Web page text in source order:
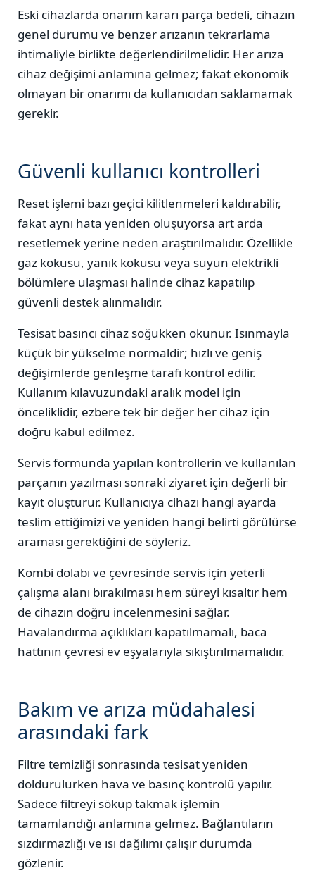
Eski cihazlarda onarım kararı parça bedeli, cihazın
genel durumu ve benzer arızanın tekrarlama
ihtimaliyle birlikte değerlendirilmelidir. Her arıza
cihaz değişimi anlamına gelmez; fakat ekonomik
olmayan bir onarımı da kullanıcıdan saklamamak
gerekir.
Güvenli kullanıcı kontrolleri
Reset işlemi bazı geçici kilitlenmeleri kaldırabilir,
fakat aynı hata yeniden oluşuyorsa art arda
resetlemek yerine neden araştırılmalıdır. Özellikle
gaz kokusu, yanık kokusu veya suyun elektrikli
bölümlere ulaşması halinde cihaz kapatılıp
güvenli destek alınmalıdır.
Tesisat basıncı cihaz soğukken okunur. Isınmayla
küçük bir yükselme normaldir; hızlı ve geniş
değişimlerde genleşme tarafı kontrol edilir.
Kullanım kılavuzundaki aralık model için
önceliklidir, ezbere tek bir değer her cihaz için
doğru kabul edilmez.
Servis formunda yapılan kontrollerin ve kullanılan
parçanın yazılması sonraki ziyaret için değerli bir
kayıt oluşturur. Kullanıcıya cihazı hangi ayarda
teslim ettiğimizi ve yeniden hangi belirti görülürse
araması gerektiğini de söyleriz.
Kombi dolabı ve çevresinde servis için yeterli
çalışma alanı bırakılması hem süreyi kısaltır hem
de cihazın doğru incelenmesini sağlar.
Havalandırma açıklıkları kapatılmamalı, baca
hattının çevresi ev eşyalarıyla sıkıştırılmamalıdır.
Bakım ve arıza müdahalesi
arasındaki fark
Filtre temizliği sonrasında tesisat yeniden
doldurulurken hava ve basınç kontrolü yapılır.
Sadece filtreyi söküp takmak işlemin
tamamlandığı anlamına gelmez. Bağlantıların
sızdırmazlığı ve ısı dağılımı çalışır durumda
gözlenir.